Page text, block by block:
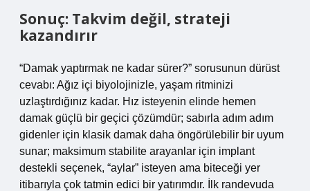
Sonuç: Takvim değil, strateji
kazandırır
“Damak yaptırmak ne kadar sürer?” sorusunun dürüst
cevabı: Ağız içi biyolojinizle, yaşam ritminizi
uzlaştırdığınız kadar. Hız isteyenin elinde hemen
damak güçlü bir geçici çözümdür; sabırla adım adım
gidenler için klasik damak daha öngörülebilir bir uyum
sunar; maksimum stabilite arayanlar için implant
destekli seçenek, “aylar” isteyen ama biteceği yer
itibarıyla çok tatmin edici bir yatırımdır. İlk randevuda